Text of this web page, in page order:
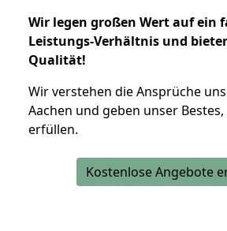
Wir legen großen Wert auf ein
Leistungs-Verhältnis und
Qualität!
Wir verstehen die Ansprüche
Aachen und geben unser
erfüllen.
Kostenlose Angebote